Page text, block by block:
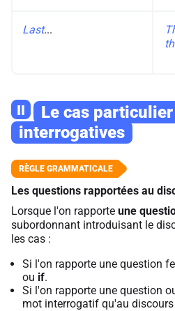
Last...
II
Le cas
interrogatives
Les questions rapportées au
Lorsque l'on rapporte une
subordonnant introduisant le
les cas :
Si l'on rapporte une question
ou if.
Si l'on rapporte une question
mot interrogatif qu'au discours